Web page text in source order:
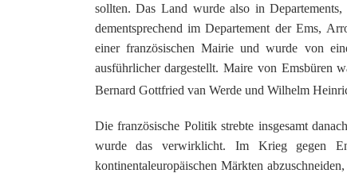
sollten. Das Land wurde also in
dementsprechend im Departement der Ems,
einer französischen Mairie und wurde von
ausführlicher dargestellt. Maire von Emsbüren
Bernard Gottfried van Werde und Wilhelm
Die französische Politik strebte insgesamt
wurde das verwirklicht. Im Krieg gegen
kontinentaleuropäischen Märkten